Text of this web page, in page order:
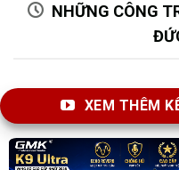
NHỮNG CÔNG
XEM THÊM